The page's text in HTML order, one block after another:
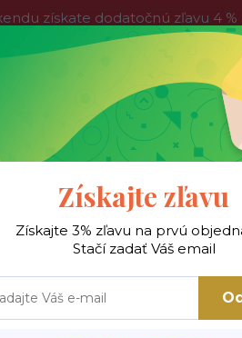
získate dodatočnú zľavu 4
tak neváhajte a nakúpte
Hľadať
stoly Jedálenské
Získajte zľavu
Získajte 3% zľavu na prvú
Stačí zadať Váš email